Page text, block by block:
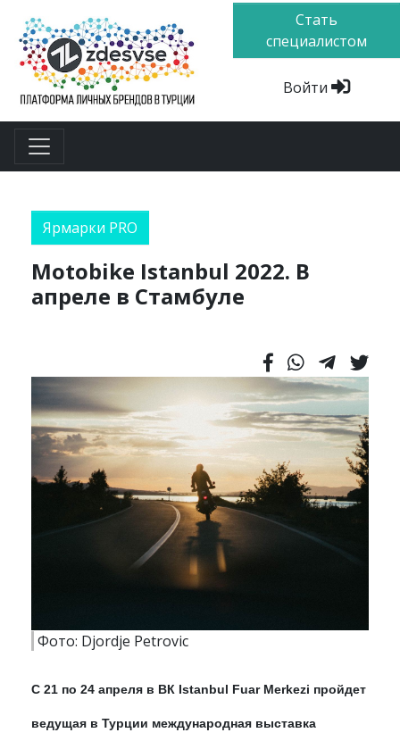
Стать
специалистом
Войти
Ярмарки PRO
Motobike Istanbul 2022. В
апреле в Стамбуле
Фото: Djordje Petrovic
С 21 по 24 апреля в ВК Istanbul Fuar Merkezi пройдет
ведущая в Турции международная выставка